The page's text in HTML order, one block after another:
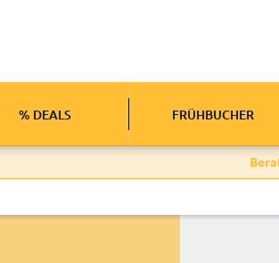
% DEALS FRÜHBUCHER